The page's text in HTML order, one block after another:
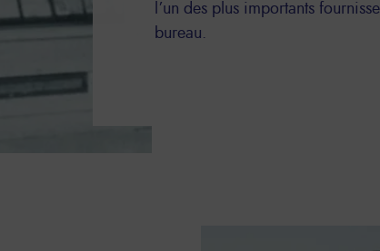
l’un des plus importants
bureau.